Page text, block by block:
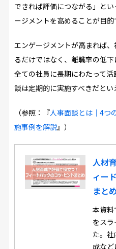
できれば評価につながる」と
ージメントを高めることが目的
エンゲージメントが高まれば
るだけではなく、離職率の低下
全ての社員に長期にわたって
談は定期的に実施すべきだとい
（参照：『人事面談とは｜4つ
施事例を解説』）
人材
ィー
まとめ
本資料
をス
た。
成など